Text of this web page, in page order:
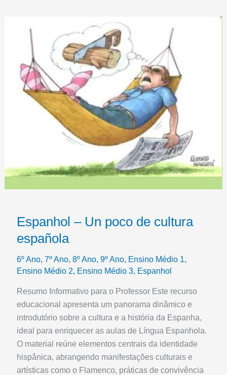
Espanhol – Un poco de cultura
española
6º Ano, 7º Ano, 8º Ano, 9º Ano, Ensino Médio 1,
Ensino Médio 2, Ensino Médio 3, Espanhol
Resumo Informativo para o Professor Este recurso
educacional apresenta um panorama dinâmico e
introdutório sobre a cultura e a história da Espanha,
ideal para enriquecer as aulas de Língua Espanhola.
O material reúne elementos centrais da identidade
hispânica, abrangendo manifestações culturais e
artísticas como o Flamenco, práticas de convivência